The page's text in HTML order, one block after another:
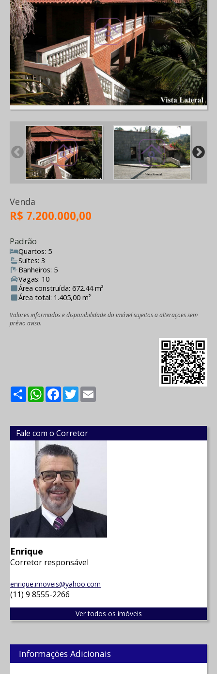
Venda
R$ 7.200.000,00
Padrão
Quartos: 5
Suítes: 3
Banheiros: 5
Vagas: 10
Área construída: 672.44 m²
Área total: 1.405,00 m²
Valores informados e disponibilidade do imóvel sujeitos a alterações sem
prévio aviso.
ShareWhatsApp
Facebook
Twitter
Fale com o Corretor
Enrique
Corretor responsável
enrique.imoveis@yahoo.com
(11) 9 8555-2266
Ver todos os imóveis
Informações Adicionais